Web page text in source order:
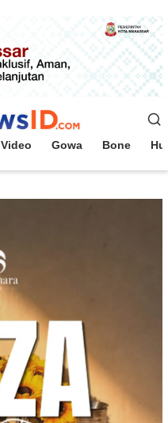
Video Gowa Bone